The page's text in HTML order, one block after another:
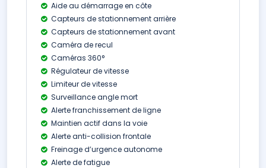
Aide au démarrage en côte
Capteurs de stationnement arrière
Capteurs de stationnement avant
Caméra de recul
Caméras 360°
Régulateur de vitesse
Limiteur de vitesse
Surveillance angle mort
Alerte franchissement de ligne
Maintien actif dans la voie
Alerte anti-collision frontale
Freinage d’urgence autonome
Alerte de fatigue